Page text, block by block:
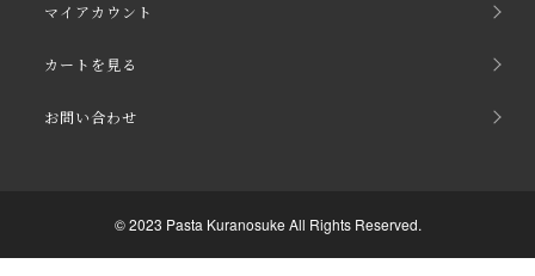
マイアカウント
カートを見る
お問い合わせ
© 2023 Pasta Kuranosuke All Rights Reserved.